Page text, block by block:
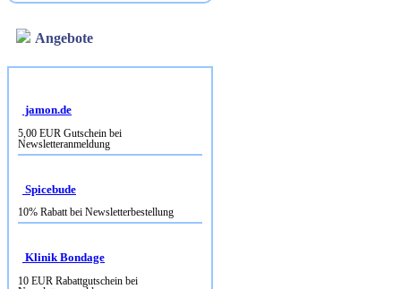
5,00 EUR Gutschein bei
Newsletteranmeldung
Spicebude
Klinik Bondage
Newsletteranmeldung